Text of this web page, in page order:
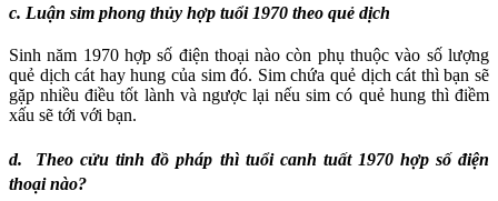
c. Luận sim phong thủy hợp tuổi 1970 theo quẻ dịch
Sinh năm 1970 hợp số điện thoại nào còn phụ thuộc vào số lượng
quẻ dịch cát hay hung của sim đó. Sim chứa quẻ dịch cát thì bạn sẽ
gặp nhiều điều tốt lành và ngược lại nếu sim có quẻ hung thì điềm
xấu sẽ tới với bạn.
d. Theo cửu tinh đồ pháp thì tuổi canh tuất 1970 hợp số điện
thoại nào?